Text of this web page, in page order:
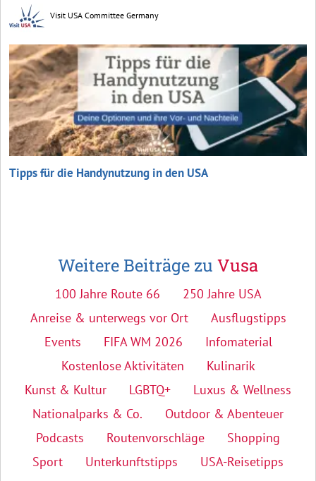
Visit USA Committee Germany
Tipps für die Handynutzung in den USA
Weitere Beiträge zu Vusa
100 Jahre Route 66
250 Jahre USA
Anreise & unterwegs vor Ort
Ausflugstipps
Events
FIFA WM 2026
Infomaterial
Kostenlose Aktivitäten
Kulinarik
Kunst & Kultur
LGBTQ+
Luxus & Wellness
Nationalparks & Co.
Outdoor & Abenteuer
Podcasts
Routenvorschläge
Shopping
Sport
Unterkunftstipps USA-Reisetipps